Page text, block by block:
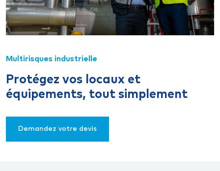
Multirisques industrielle
Protégez vos locaux et
équipements, tout simplement
Demandez votre devis